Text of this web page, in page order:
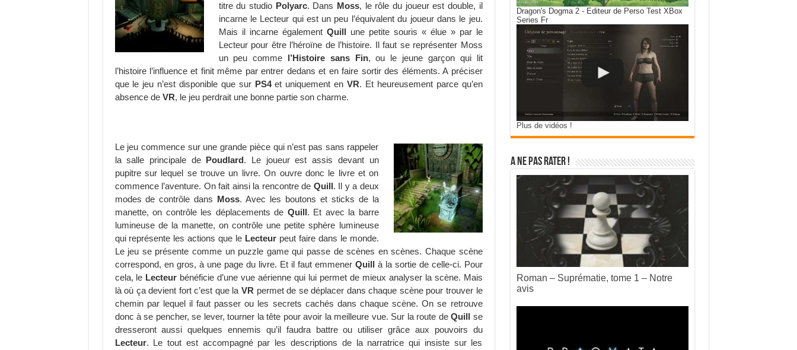
titre du studio Polyarc. Dans Moss, le rôle du joueur est double, il
incarne le Lecteur qui est un peu l’équivalent du joueur dans le jeu.
Mais il incarne également Quill une petite souris « élue » par le
Lecteur pour être l’héroïne de l’histoire. Il faut se représenter Moss
un peu comme l’Histoire sans Fin, ou le jeune garçon qui lit
l’histoire l’influence et finit même par entrer dedans et en faire sortir des éléments. A préciser
que le jeu n’est disponible que sur PS4et uniquement enVR. Et heureusement parce qu’en
absence de VR, le jeu perdrait une bonne partie son charme.
Le jeu commence sur une grande pièce qui n’est pas sans rappeler
la salle principale de Poudlard. Le joueur est assis devant un
pupitre sur lequel se trouve un livre. On ouvre donc le livre et on
commence l’aventure. On fait ainsi la rencontre de Quill. Il y a deux
modes de contrôle dans Moss. Avec les boutons et sticks de la
manette, on contrôle les déplacements de Quill. Et avec la barre
lumineuse de la manette, on contrôle une petite sphère lumineuse
qui représente les actions que le Lecteurpeut faire dans le monde.
Le jeu se présente comme un puzzle game qui passe de scènes en scènes. Chaque scène
correspond, en gros, à une page du livre. Et il faut emmener Quill à la sortie de celle-ci. Pour
cela, le Lecteur bénéficie d’une vue aérienne qui lui permet de mieux analyser la scène. Mais
là où ça devient fort c’est que la VR permet de se déplacer dans chaque scène pour trouver le
chemin par lequel il faut passer ou les secrets cachés dans chaque scène. On se retrouve
donc à se pencher, se lever, tourner la tête pour avoir la meilleure vue. Sur la route deQuill se
dresseront aussi quelques ennemis qu’il faudra battre ou utiliser grâce aux pouvoirs du
Lecteur. Le tout est accompagné par les descriptions de la narratrice qui insiste sur les
Dragon's Dogma 2 - Editeur de Perso Test XBox
Series Fr
Plus de vidéos !
A ne pas rater !
Roman – Suprématie, tome 1 – Notre
avis